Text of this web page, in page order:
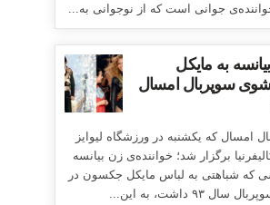
جوانی است که از نوجوانی به...
به مایکل
سوپربال امسال
امسال که یکشنبه در ورزشگاه لیوایز
برگزار شد؛ خواننده‌ی زن بیانسه
که شباهتی به لباس مایکل جکسون در
۹۳ داشت، به این...